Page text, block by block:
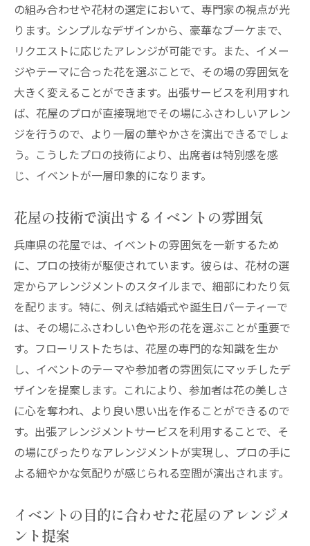
の組み合わせや花材の選定において、専門家の視点が光
ります。シンプルなデザインから、豪華なブーケまで、
リクエストに応じたアレンジが可能です。また、イメー
ジやテーマに合った花を選ぶことで、その場の雰囲気を
大きく変えることができます。出張サービスを利用すれ
ば、花屋のプロが直接現地でその場にふさわしいアレン
ジを行うので、より一層の華やかさを演出できるでしょ
う。こうしたプロの技術により、出席者は特別感を感
じ、イベントが一層印象的になります。
花屋の技術で演出するイベントの雰囲気
兵庫県の花屋では、イベントの雰囲気を一新するため
に、プロの技術が駆使されています。彼らは、花材の選
定からアレンジメントのスタイルまで、細部にわたり気
を配ります。特に、例えば結婚式や誕生日パーティーで
は、その場にふさわしい色や形の花を選ぶことが重要で
す。フローリストたちは、花屋の専門的な知識を生か
し、イベントのテーマや参加者の雰囲気にマッチしたデ
ザインを提案します。これにより、参加者は花の美しさ
に心を奪われ、より良い思い出を作ることができるので
す。出張アレンジメントサービスを利用することで、そ
の場にぴったりなアレンジメントが実現し、プロの手に
よる細やかな気配りが感じられる空間が演出されます。
イベントの目的に合わせた花屋のアレンジメ
ント提案